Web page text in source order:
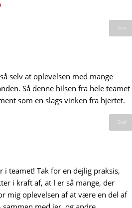
Svar
selv at oplevelsen med mange
Så denne hilsen fra hele teamet
som en slags vinken fra hjertet.
Svar
teamet! Tak for en dejlig praksis,
i kraft af, at I er så mange, der
mig oplevelsen af at være en del af